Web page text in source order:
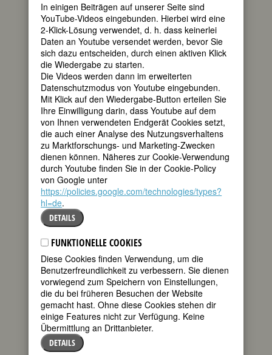
Lombroso
italienische Physikerin und
Schriftstellerin
* 05. Oktober 1872 in Pavia
† März 1944 in Pavia
Details
90. Geburtstag:Johanna Matz
österreichische Schauspielerin
* 05. Oktober 1932 in Wien / Vienna
Details
305. Geburtstag:Marie-Anne de Nesle,
Gräfin von Mailly
französische Maitresse
* 05. Oktober 1717 in Paris
† 08. Dezember 1744 in Paris
Details
145. Geburtstag:Belle Lindner Israels
Moskowitz
US-amerikanische Sozialarbeiterin und
politische Beraterin
* 05. Oktober 1877 in New York
† 02. Januar 1933 in New York
Details
145. Geburtstag:
österreichische Frauenrechtlerin;
In einigen Beiträgen auf unserer Seite sind
YouTube-Videos eingebunden. Hierbei wird eine
2-Klick-Lösung verwendet, d. h. dass keinerlei
Daten an Youtube versendet werden, bevor Sie
sich dazu entscheiden, durch einen aktiven Klick
die Wiedergabe zu starten.
Die Videos werden dann im erweiterten
Datenschutzmodus von Youtube eingebunden.
Mit Klick auf den Wiedergabe-Button erteilen Sie
Ihre Einwilligung darin, dass Youtube auf dem
von Ihnen verwendeten Endgerät Cookies setzt,
die auch einer Analyse des Nutzungsverhaltens
zu Marktforschungs- und Marketing-Zwecken
dienen können. Näheres zur Cookie-Verwendung
durch Youtube finden Sie in der Cookie-Policy
von Google unter
https://policies.google.com/technologies/types?
hl=de.
DETAILS
FUNKTIONELLE COOKIES
Diese Cookies finden Verwendung, um die
Benutzerfreundlichkeit zu verbessern. Sie dienen
vorwiegend zum Speichern von Einstellungen,
die du bei früheren Besuchen der Website
gemacht hast. Ohne diese Cookies stehen dir
einige Features nicht zur Verfügung. Keine
Übermittlung an Drittanbieter.
DETAILS